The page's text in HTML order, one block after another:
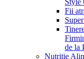
Style
Fii
de la
Nutritie